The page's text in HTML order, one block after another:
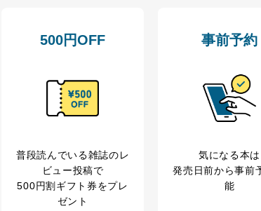
ィレクター 前田 嘉也
的は次のとおりです。
利用目的
の個
ｅメール等による商品、サービス、キャンペーン
個人が特定できない形で取得した閲覧履歴や購買
味・嗜好に
応じた新商品・サービスに関する広告のため
500円OFF
普段読んでいる雑誌のレ
ビュー投稿で
500円割ギフト券をプレ
ゼント
事前予約
気になる本は
発売日前から事前
能